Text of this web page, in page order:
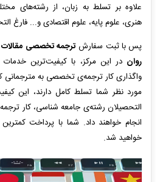
علاوه بر تسلط به زبان، از رشته‌های
هنری، علوم پایه، علوم اقتصادی و... فارغ
پس با ثبت سفارش ترجمه تخصصی مقالات
روان در این مرکز، با کیفیت‌ترین
واگذاری کار ترجمه‌ی تخصصی به
مورد نظر شما تسلط کامل دارند، این
التحصیلان رشته‌ی جامعه شناسی، کار
انجام خواهند داد. شما با پرداخت کمترین
خواهید شد.